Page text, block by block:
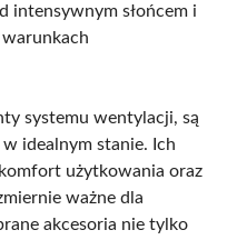
intensywnym słońcem i
systemu wentylacji, są
idealnym stanie. Ich
użytkowania oraz
ważne dla
akcesoria nie tylko